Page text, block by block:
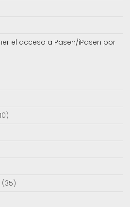
el acceso a Pasen/iPasen por
(35)